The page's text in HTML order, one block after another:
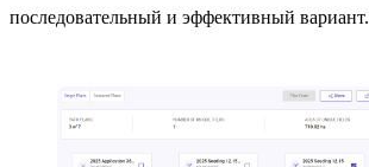
последовательный и эффективный вариант.